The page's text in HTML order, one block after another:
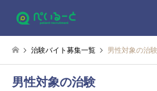
治験バイト募集一覧 男性対象の治験
男性対象の治験